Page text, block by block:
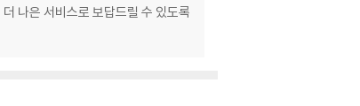
나은 서비스로 보답드릴 수 있도록